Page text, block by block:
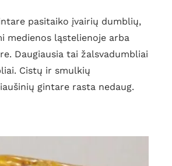
pasitaiko įvairių dumblių,
medienos ląstelienoje arba
Daugiausia tai žalsvadumbliai
Cistų ir smulkių
gintare rasta nedaug.